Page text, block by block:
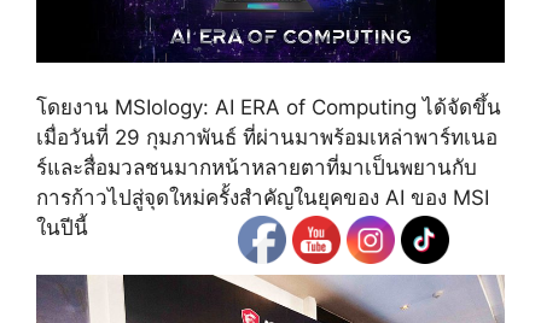
โดยงาน MSIology: AI ERA of Computingได้จัดขึ้น
เมื่อวันที่ 29 กุมภาพันธ์ ที่ผ่านมาพร้อมเหล่าพาร์ทเนอ
ร์และสื่อมวลชนมากหน้าหลายตาที่มาเป็นพยานกับ
การก้าวไปสู่จุดใหม่ครั้งสำคัญในยุคของ AI ของ MSI
ในปีนี้